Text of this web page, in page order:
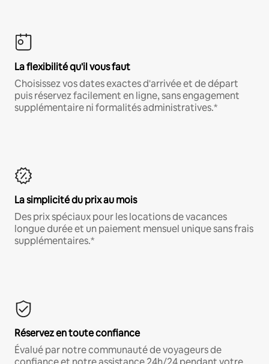
La flexibilité qu'il vous faut
Choisissez vos dates exactes d'arrivée et de départ
puis réservez facilement en ligne, sans engagement
supplémentaire ni formalités administratives.*
La simplicité du prix au mois
Des prix spéciaux pour les locations de vacances
longue durée et un paiement mensuel unique sans frais
supplémentaires.*
Réservez en toute confiance
Évalué par notre communauté de voyageurs de